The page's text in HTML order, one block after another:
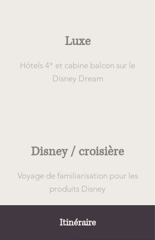
Luxe
Hôtels 4* et cabine balcon sur le
Disney Dream
Disney / croisière
Voyage de familiarisation pour les
produits Disney
Itinéraire